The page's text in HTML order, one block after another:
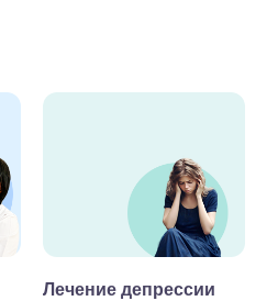
Лечение депрессии